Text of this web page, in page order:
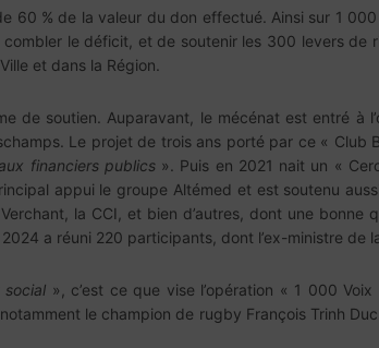
60 % de la valeur du don effectué. Ainsi sur 1
le déficit, et de soutenir les 300 levers de
et dans la Région.
de soutien. Auparavant, le mécénat est entré à
Le projet de trois ans porté par ce «
financiers publics». Puis en 2021 nait un «
appui le groupe Altémed et est soutenu
la CCI, et bien d’autres, dont une
a réuni 220 participants, dont l’ex-ministre de
», c’est ce que vise l’opération « 1 000
le champion de rugby François Trinh